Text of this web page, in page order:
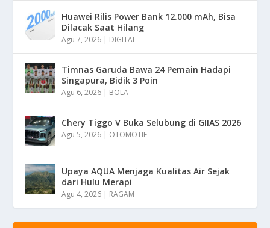
Huawei Rilis Power Bank 12.000 mAh, Bisa
Dilacak Saat Hilang
Agu 7, 2026 | DIGITAL
Timnas Garuda Bawa 24 Pemain Hadapi
Singapura, Bidik 3 Poin
Agu 6, 2026 | BOLA
Chery Tiggo V Buka Selubung di GIIAS 2026
Agu 5, 2026 | OTOMOTIF
Upaya AQUA Menjaga Kualitas Air Sejak
dari Hulu Merapi
Agu 4, 2026 | RAGAM